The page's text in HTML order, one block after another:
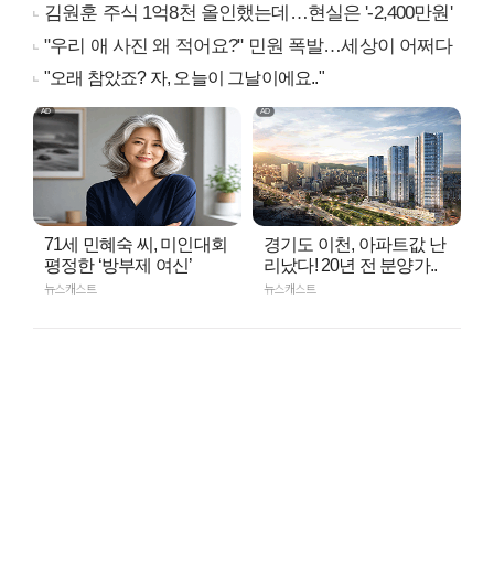
김원훈 주식 1억8천 올인했는데…현실은 '-2,400만원'
"우리 애 사진 왜 적어요?" 민원 폭발…세상이 어쩌다
"오래 참았죠? 자, 오늘이 그날이에요.."
71세 민혜숙 씨, 미인대회
평정한 ‘방부제 여신’
뉴스캐스트
경기도 이천, 아파트값 난
리났다! 20년 전 분양가..
뉴스캐스트